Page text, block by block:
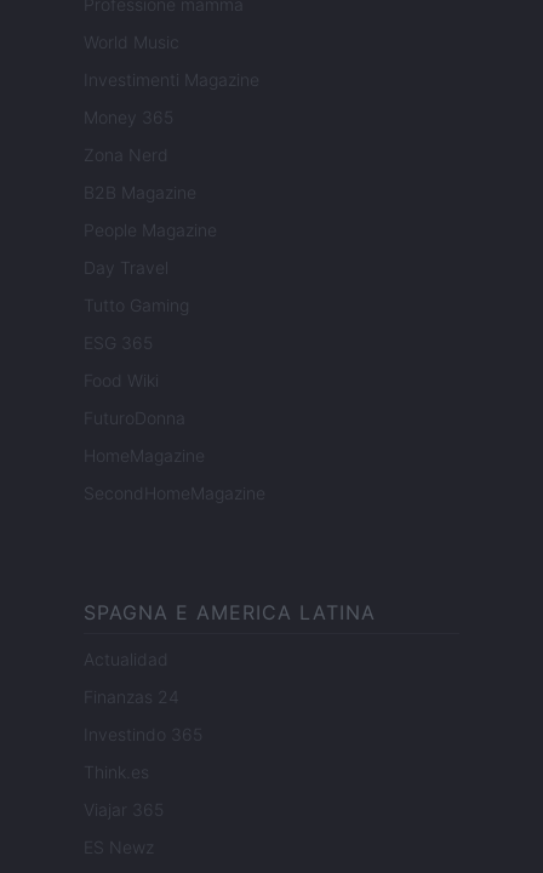
Professione mamma
World Music
Investimenti Magazine
Money 365
Zona Nerd
B2B Magazine
People Magazine
Day Travel
Tutto Gaming
ESG 365
Food Wiki
FuturoDonna
HomeMagazine
SecondHomeMagazine
SPAGNA E AMERICA LATINA
Actualidad
Finanzas 24
Investindo 365
Think.es
Viajar 365
ES Newz